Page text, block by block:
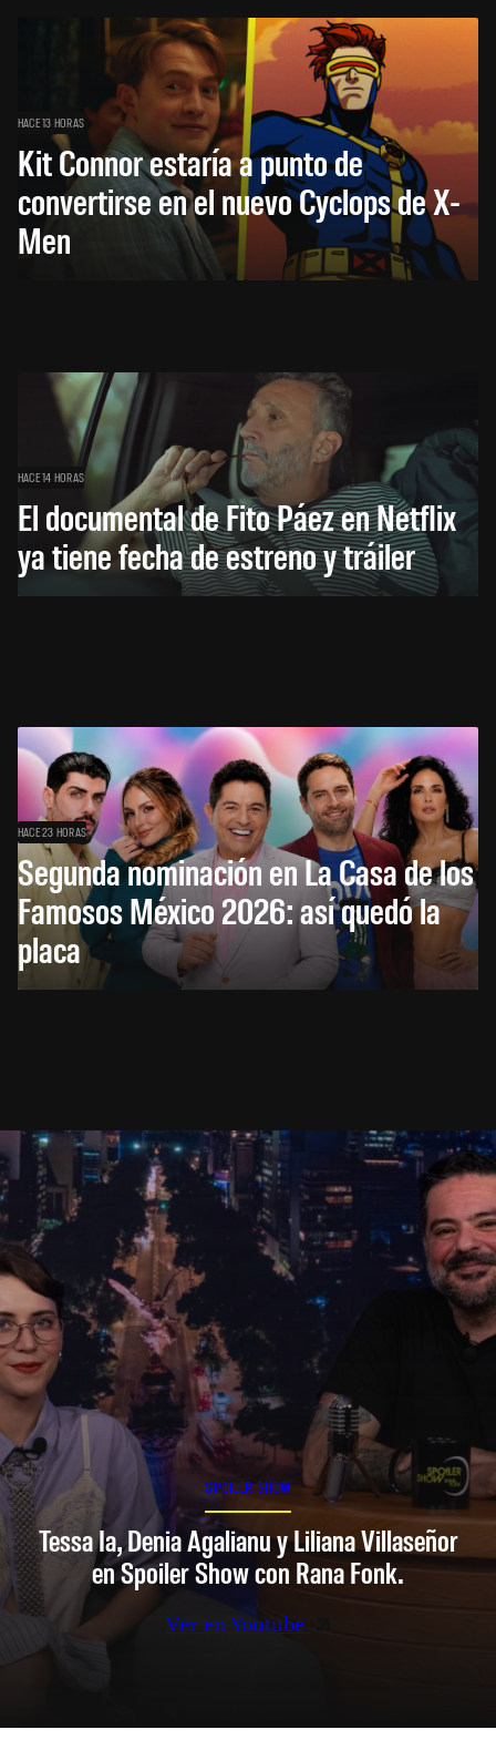
HACE 13 HORAS
Kit Connor estaría a punto de
convertirse en el nuevo Cyclops de X-
Men
HACE 14 HORAS
El documental de Fito Páez en Netflix
ya tiene fecha de estreno y tráiler
HACE 23 HORAS
Segunda nominación en La Casa de los
Famosos México 2026: así quedó la
placa
SPOILER SHOW
Tessa Ia, Denia Agalianu y Liliana Villaseñor
en Spoiler Show con Rana Fonk.
Ver en Youtube